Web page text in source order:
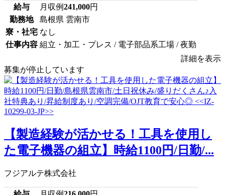
給与 月収例241,000円
勤務地
島根県 雲南市
寮・社宅 なし
仕事内容 組立・加工・プレス / 電子部品系工場 / 夜勤
詳細を表示
募集が停止しています
【製造経験が活かせる！工具を使用し
た電子機器の組立】時給1100円/日勤/...
フジアルテ株式会社